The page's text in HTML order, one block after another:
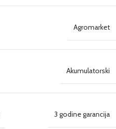
Agromarket
Akumulatorski
3 godine garancija